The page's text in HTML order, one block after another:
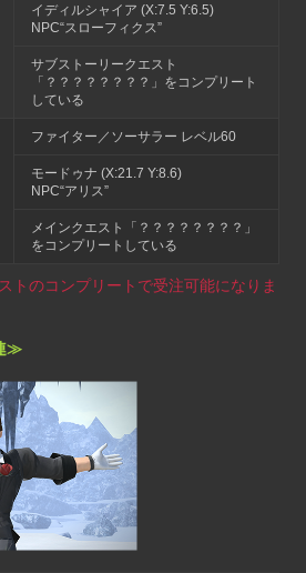
イディルシャイア (X:7.5 Y:6.5)
NPC“スローフィクス”
サブストーリークエスト
「？？？？？？？？」をコンプリート
している
ファイター／ソーサラー レベル60
モードゥナ (X:21.7 Y:8.6)
NPC“アリス”
メインクエスト「？？？？？？？？」
をコンプリートしている
トのコンプリートで受注可能になりま
≫